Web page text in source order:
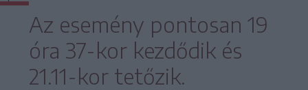
Az esemény pontosan 19
óra 37-kor kezdődik és
21.11-kor tetőzik.